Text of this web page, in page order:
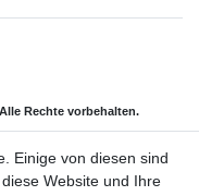
Rechte vorbehalten.
AGB
Einige von diesen sind
Website und Ihre